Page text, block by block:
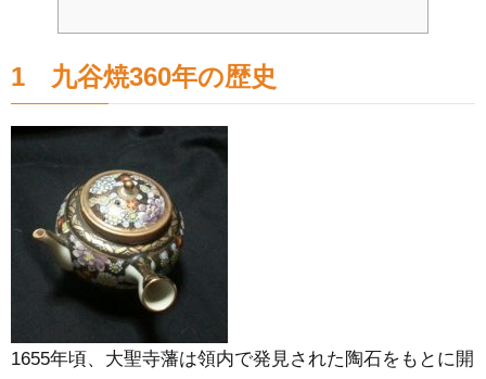
1 九谷焼360年の歴史
1655年頃、大聖寺藩は領内で発見された陶石をもとに開